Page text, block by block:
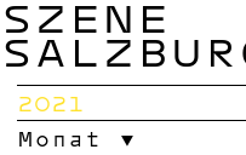
SZENE
2021
Monat